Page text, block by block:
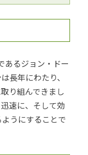
あるジョン・ドー
長年にわたり、
り組んできまし
速に、そして効
うにすることで